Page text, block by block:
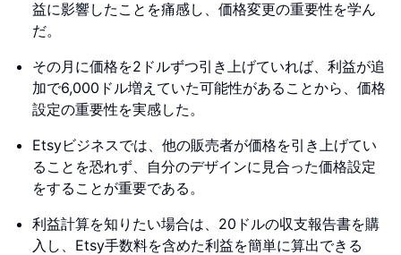
益に影響したことを痛感し、価格変更の重要性を学ん
だ。
その月に価格を2ドルずつ引き上げていれば、利益が追
加で6,000ドル増えていた可能性があることから、価格
設定の重要性を実感した。
Etsyビジネスでは、他の販売者が価格を引き上げてい
ることを恐れず、自分のデザインに見合った価格設定
をすることが重要である。
利益計算を知りたい場合は、20ドルの収支報告書を購
入し、Etsy手数料を含めた利益を簡単に算出できる